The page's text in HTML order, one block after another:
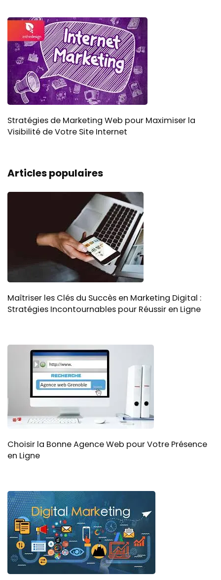
Stratégies de Marketing Web pour Maximiser la
Visibilité de Votre Site Internet
Articles populaires
Maîtriser les Clés du Succès en Marketing Digital :
Stratégies Incontournables pour Réussir en Ligne
Choisir la Bonne Agence Web pour Votre Présence
en Ligne